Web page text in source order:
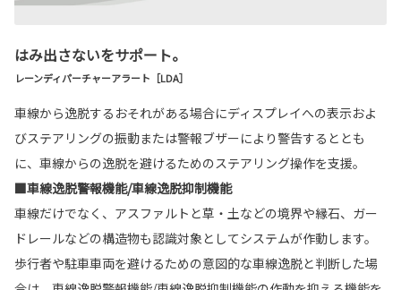
はみ出さないをサポート。
レーンディパーチャーアラート［LDA］
車線から逸脱するおそれがある場合にディスプレイへの表示およ
びステアリングの振動または警報ブザーにより警告するととも
に、車線からの逸脱を避けるためのステアリング操作を支援。
■車線逸脱警報機能/車線逸脱抑制機能
車線だけでなく、アスファルトと草・土などの境界や縁石、ガー
ドレールなどの構造物も認識対象としてシステムが作動します。
歩行者や駐車車両を避けるための意図的な車線逸脱と判断した場